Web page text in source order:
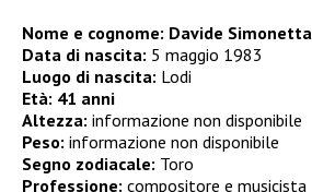
Nome e cognome: Davide Simonetta
Data di nascita: 5 maggio 1983
Luogo di nascita: Lodi
Età: 41 anni
Altezza: informazione non disponibile
Peso: informazione non disponibile
Segno zodiacale: Toro
Professione: compositore e musicista